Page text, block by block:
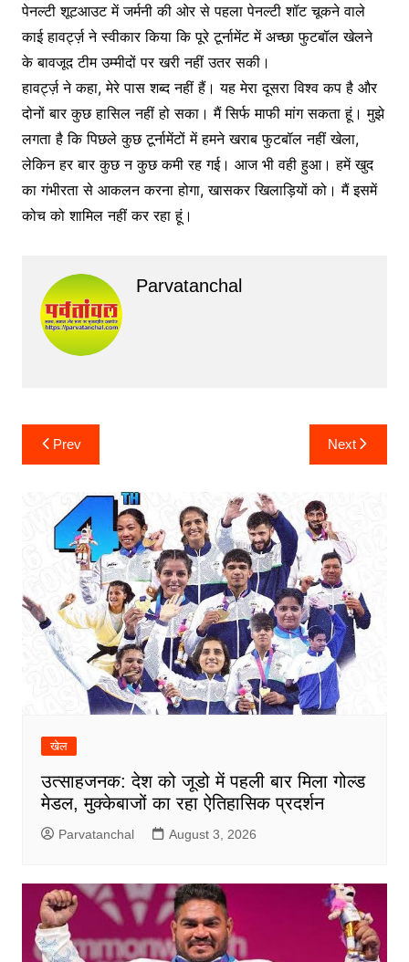
पेनल्टी शूटआउट में जर्मनी की ओर से पहला पेनल्टी शॉट चूकने वाले
काई हावर्ट्ज़ ने स्वीकार किया कि पूरे टूर्नामेंट में अच्छा फुटबॉल खेलने
के बावजूद टीम उम्मीदों पर खरी नहीं उतर सकी।
हावर्ट्ज़ ने कहा, मेरे पास शब्द नहीं हैं। यह मेरा दूसरा विश्व कप है और
दोनों बार कुछ हासिल नहीं हो सका। मैं सिर्फ माफी मांग सकता हूं। मुझे
लगता है कि पिछले कुछ टूर्नामेंटों में हमने खराब फुटबॉल नहीं खेला,
लेकिन हर बार कुछ न कुछ कमी रह गई। आज भी वही हुआ। हमें खुद
का गंभीरता से आकलन करना होगा, खासकर खिलाड़ियों को। मैं इसमें
कोच को शामिल नहीं कर रहा हूं।
Parvatanchal
Post
navigation
Prev Next
खेल
उत्साहजनक: देश को जूडो में पहली बार मिला गोल्ड
मेडल, मुक्केबाजों का रहा ऐतिहासिक प्रदर्शन
Parvatanchal August 3, 2026